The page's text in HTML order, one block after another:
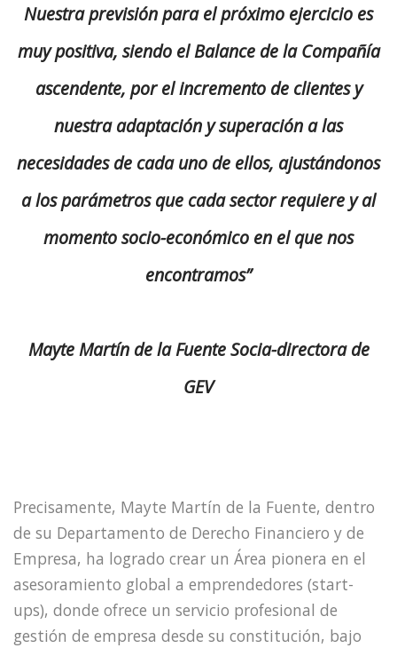
Nuestra previsión para el próximo ejercicio es
muy positiva, siendo el Balance de la Compañía
ascendente, por el incremento de clientes y
nuestra adaptación y superación a las
necesidades de cada uno de ellos, ajustándonos
a los parámetros que cada sector requiere y al
momento socio-económico en el que nos
encontramos”
Mayte Martín de la FuenteSocia-directora de
GEV
Precisamente, Mayte Martín de la Fuente, dentro
de su Departamento de Derecho Financiero y de
Empresa, ha logrado crear un Área pionera en el
asesoramiento global a emprendedores (start-
ups), donde ofrece un servicio profesional de
gestión de empresa desde su constitución, bajo